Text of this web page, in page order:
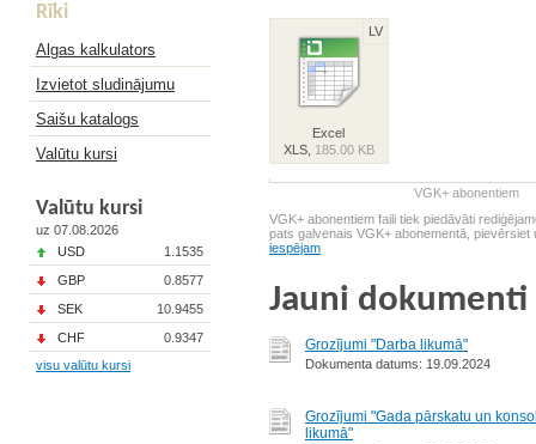
Rīki
Algas kalkulators
Izvietot sludinājumu
Saišu katalogs
Valūtu kursi
Valūtu kursi
uz 07.08.2026
USD
1.1535
GBP
0.8577
SEK
10.9455
CHF
0.9347
visu valūtu kursi
LV
Excel
XLS, 185.00 KB
VGK+ abonentiem
VGK+ abonentiem faili tiek piedāvāti
pats galvenais VGK+ abonementā,
iespējam
Jauni dokumenti
Grozījumi "Darba likumā"
Dokumenta datums: 19.09.2024
Grozījumi "Gada pārskatu un
likumā"